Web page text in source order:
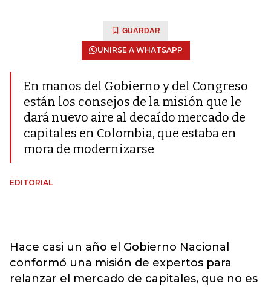
GUARDAR
UNIRSE A WHATSAPP
En manos del Gobierno y del Congreso
están los consejos de la misión que le
dará nuevo aire al decaído mercado de
capitales en Colombia, que estaba en
mora de modernizarse
EDITORIAL
Hace casi un año el Gobierno Nacional
conformó una misión de expertos para
relanzar el mercado de capitales, que no es